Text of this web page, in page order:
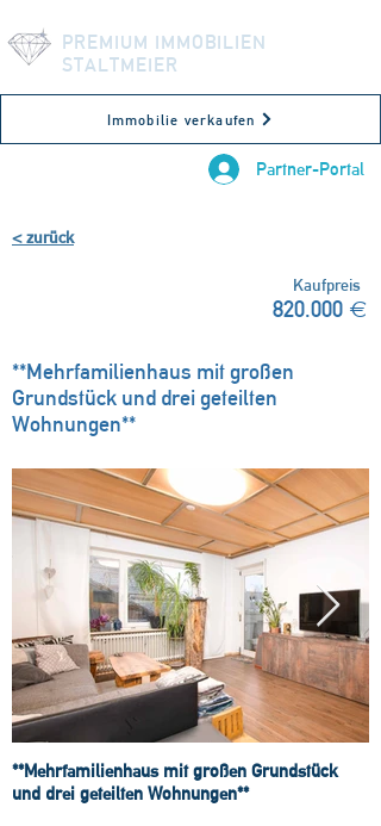
PREMIUM IMMOBILIEN
STALTMEIER
Immobilie verkaufen
Partner-Portal
< zurück
Kaufpreis
820.000 €
**Mehrfamilienhaus mit großen
Grundstück und drei geteilten
Wohnungen**
**Mehrfamilienhaus mit großen Grundstück
und drei geteilten Wohnungen**